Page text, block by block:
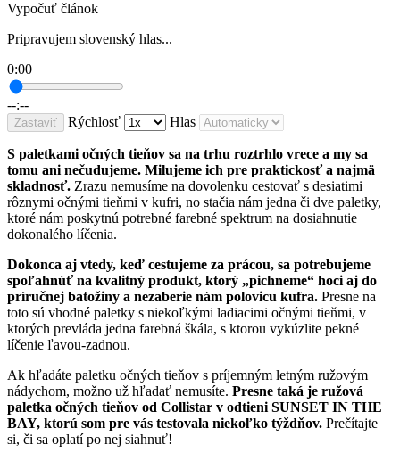
Vypočuť článok
Pripravujem slovenský hlas...
0:00
--:--
Zastaviť Rýchlosť Hlas
S paletkami očných tieňov sa na trhu roztrhlo vrece a my sa
tomu ani nečudujeme. Milujeme ich pre praktickosť a najmä
skladnosť. Zrazu nemusíme na dovolenku cestovať s desiatimi
rôznymi očnými tieňmi v kufri, no stačia nám jedna či dve paletky,
ktoré nám poskytnú potrebné farebné spektrum na dosiahnutie
dokonalého líčenia.
Dokonca aj vtedy, keď cestujeme za prácou, sa potrebujeme
spoľahnúť na kvalitný produkt, ktorý „pichneme“ hoci aj do
príručnej batožiny a nezaberie nám polovicu kufra. Presne na
toto sú vhodné paletky s niekoľkými ladiacimi očnými tieňmi, v
ktorých prevláda jedna farebná škála, s ktorou vykúzlite pekné
líčenie ľavou-zadnou.
Ak hľadáte paletku očných tieňov s príjemným letným ružovým
nádychom, možno už hľadať nemusíte. Presne taká je ružová
paletka očných tieňov od Collistar v odtieni SUNSET IN THE
BAY, ktorú som pre vás testovala niekoľko týždňov. Prečítajte
si, či sa oplatí po nej siahnuť!